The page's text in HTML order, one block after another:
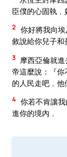
臣僕的心固執﹐
2 你好將我向
敘說給你兒子和
3 摩西亞倫就
帝這麼說：『
的人民走吧﹐他
4 你若不肯讓
進你的境內﹐